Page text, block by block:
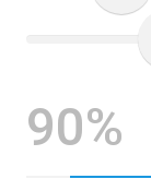
90%